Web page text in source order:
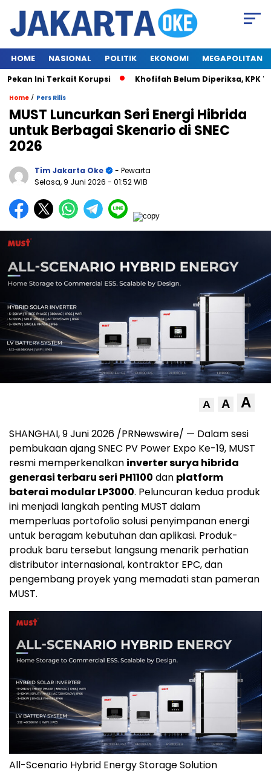
HOME NASIONAL POLITIK EKONOMI MEGAPOLITAN
Ini Terkait Korupsi Khofifah Belum Diperiksa, KPK
Home / Pers Rilis
MUST Luncurkan Seri Energi Hibrida
untuk Berbagai Skenario di SNEC
2026
Tim Jakarta Oke
- Pewarta
Selasa, 9 Juni 2026 - 01:52 WIB
A A A
SHANGHAI, 9 Juni 2026 /PRNewswire/ — Dalam sesi
pembukaan ajang SNEC PV Power Expo Ke-19, MUST
resmi memperkenalkan inverter surya hibrida
generasi terbaru seri PH1100 dan platform
baterai modular LP3000. Peluncuran kedua produk
ini menjadi langkah penting MUST dalam
memperluas portofolio solusi penyimpanan energi
untuk beragam kebutuhan dan aplikasi. Produk-
produk baru tersebut langsung menarik perhatian
distributor internasional, kontraktor EPC, dan
pengembang proyek yang memadati stan pameran
MUST.
All-Scenario Hybrid Energy Storage Solution